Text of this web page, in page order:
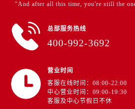
"And after all this time, you're still the
总部服务热线
400-992-3692
营业时间
客服在线时间：08:00-22:00
中心营业时间：09:00-19:30
客服及中心节假日不休